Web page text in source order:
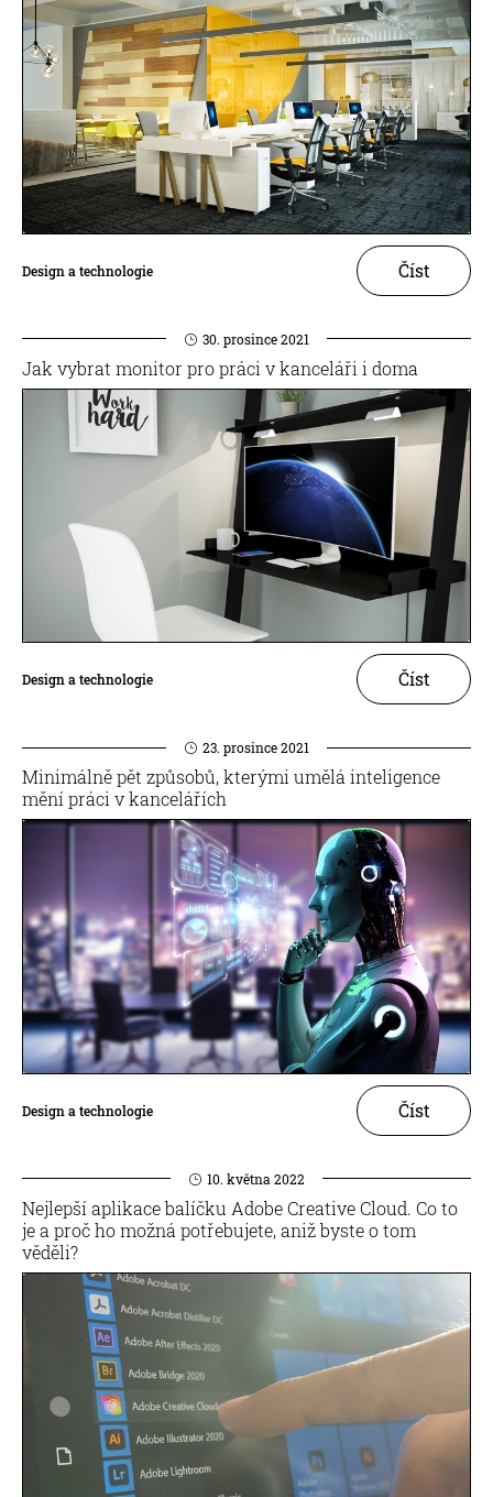
Design a technologie Číst
30. prosince 2021
Jak vybrat monitor pro práci v kanceláři i doma
Design a technologie Číst
23. prosince 2021
Minimálně pět způsobů, kterými umělá inteligence
mění práci v kancelářích
Design a technologie Číst
10. května 2022
Nejlepší aplikace balíčku Adobe Creative Cloud. Co to
je a proč ho možná potřebujete, aniž byste o tom
věděli?